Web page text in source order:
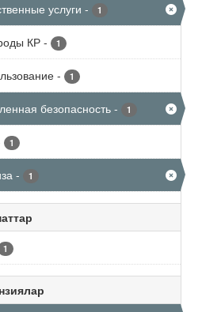
услуги - 1
КР- 1
- 1
безопасность - 1
1
- 1
1